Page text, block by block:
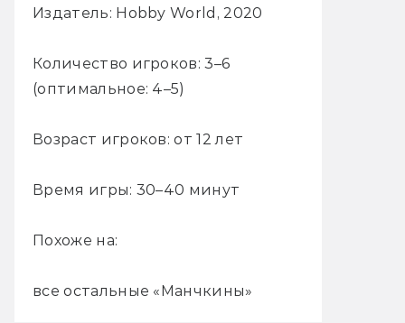
Издатель: Hobby World, 2020
Количество игроков: 3–6
(оптимальное: 4–5)
Возраст игроков: от 12 лет
Время игры: 30–40 минут
Похоже на:
все остальные «Манчкины»